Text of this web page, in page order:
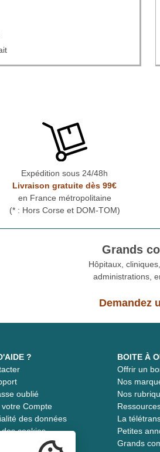
Expédition sous 24/48h
Livraison gratuite dès 99€
en France métropolitaine
(* : Hors Corse et DOM-TOM)
Grands
Hôpitaux,
administrations,
Demandez
?
oublié
Compte
des données
cookies
BOITE À
Offrir un
Nos
Nos
La
Petites
Grands